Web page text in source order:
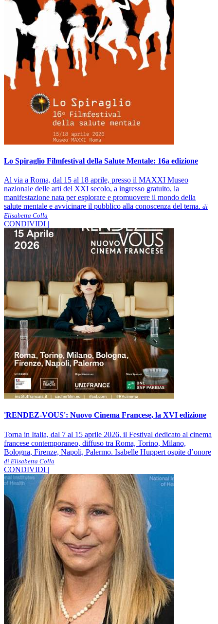
Lo Spiraglio Filmfestival della Salute Mentale: 16a edizione
Al via a Roma, dal 15 al 18 aprile, presso il MAXXI Museo
nazionale delle arti del XXI secolo, a ingresso gratuito, la
manifestazione nata per esplorare e promuovere il mondo della
salute mentale e avvicinare il pubblico alla conoscenza del tema. di
Elisabetta Colla
CONDIVIDI |
'RENDEZ-VOUS': Nuovo Cinema Francese, la XVI edizione
Torna in Italia, dal 7 al 15 aprile 2026, il Festival dedicato al cinema
francese contemporaneo, diffuso tra Roma, Torino, Milano,
Bologna, Firenze, Napoli, Palermo. Isabelle Huppert ospite d’onore
di Elisabetta Colla
CONDIVIDI |